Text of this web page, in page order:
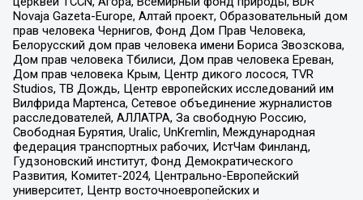
Novaja Gazeta-Europe, Алтай проект, Образовательный дом
прав человека Чернигов, Фонд Дом Прав Человека,
Белорусский дом прав человека имени Бориса Звозскова,
Дом прав человека Тбилиси, Дом прав человека Ереван,
Дом прав человека Крым, Центр дикого лосося, TVR
Studios, ТВ Дождь, Центр европейских исследований им
Вилфрида Мартенса, Сетевое объединение журналистов
расследователей, АЛЛАТРА, За свободную Россию,
Свободная Бурятия, Uralic, UnKremlin, Международная
федерация транспортных рабочих, ИстЧам Финланд,
Гудзоновский институт, Фонд Демократического
Развития, Комитет-2024, Центрально-Европейский
университет, Центр восточноевропейских и